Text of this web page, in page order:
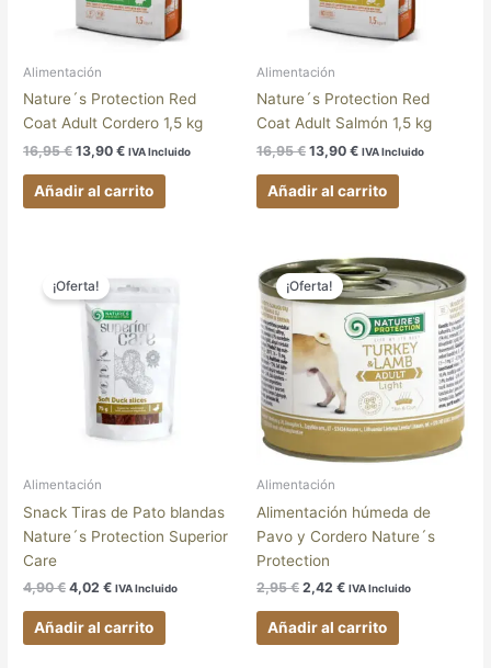
Alimentación
Nature´s Protection Red
Coat Adult Cordero 1,5 kg
16,95€ 13,90€ IVA Incluido
Añadir al carrito
Alimentación
Nature´s Protection Red
Coat Adult Salmón 1,5 kg
16,95€ 13,90 € IVA Incluido
Añadir al carrito
¡Oferta!
Alimentación
Snack Tiras de Pato blandas
Nature´s Protection Superior
Care
4,90€
precio
original
era:
4,90 €.
4,02€
precio
actual
es:
4,02 €.
IVA Incluido
Añadir al carrito
¡Oferta!
Alimentación
Alimentación húmeda de
Pavo y Cordero Nature´s
Protection
2,95€
El
precio
original
2,95 €.
2,42 €
El
precio
actual
es:
2,42 €.
IVA Incluido
Añadir al carrito